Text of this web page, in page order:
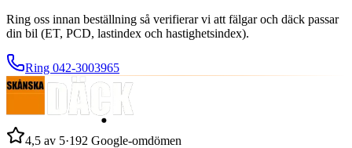
Ring oss innan beställning så verifierar vi att fälgar och däck passar
din bil (ET, PCD, lastindex och hastighetsindex).
Ring 042-3003965
4,5 av 5·192 Google-omdömen